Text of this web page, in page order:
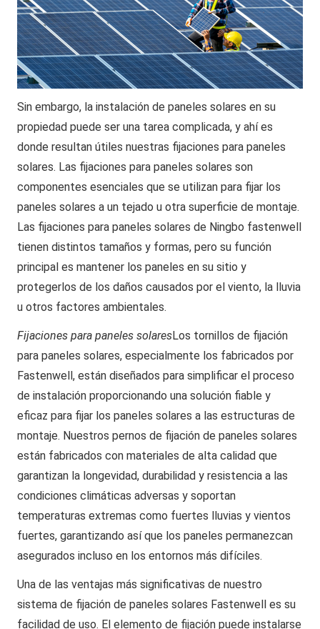
Sin embargo, la instalación de paneles solares en su
propiedad puede ser una tarea complicada, y ahí es
donde resultan útiles nuestras fijaciones para paneles
solares. Las fijaciones para paneles solares son
componentes esenciales que se utilizan para fijar los
paneles solares a un tejado u otra superficie de montaje.
Las fijaciones para paneles solares de Ningbo fastenwell
tienen distintos tamaños y formas, pero su función
principal es mantener los paneles en su sitio y
protegerlos de los daños causados por el viento, la lluvia
u otros factores ambientales.
Fijaciones para paneles solaresLos tornillos de fijación
para paneles solares, especialmente los fabricados por
Fastenwell, están diseñados para simplificar el proceso
de instalación proporcionando una solución fiable y
eficaz para fijar los paneles solares a las estructuras de
montaje. Nuestros pernos de fijación de paneles solares
están fabricados con materiales de alta calidad que
garantizan la longevidad, durabilidad y resistencia a las
condiciones climáticas adversas y soportan
temperaturas extremas como fuertes lluvias y vientos
fuertes, garantizando así que los paneles permanezcan
asegurados incluso en los entornos más difíciles.
Una de las ventajas más significativas de nuestro
sistema de fijación de paneles solares Fastenwell es su
facilidad de uso. El elemento de fijación puede instalarse